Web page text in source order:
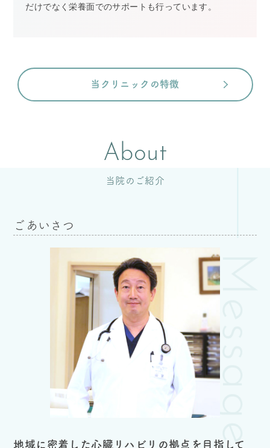
だけでなく栄養面でのサポートも行っています。
当クリニックの特徴
About
当院のご紹介
ごあいさつ
地域に密着した心臓リハビリの拠点を目指して